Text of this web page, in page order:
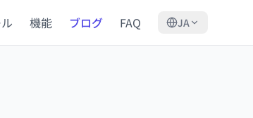
機能 ブログ FAQ JA